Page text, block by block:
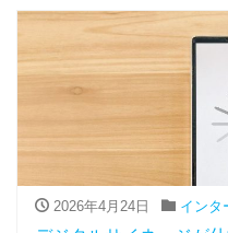
2026年4月24日 インタ